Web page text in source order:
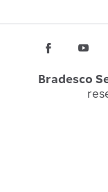
Bradesco